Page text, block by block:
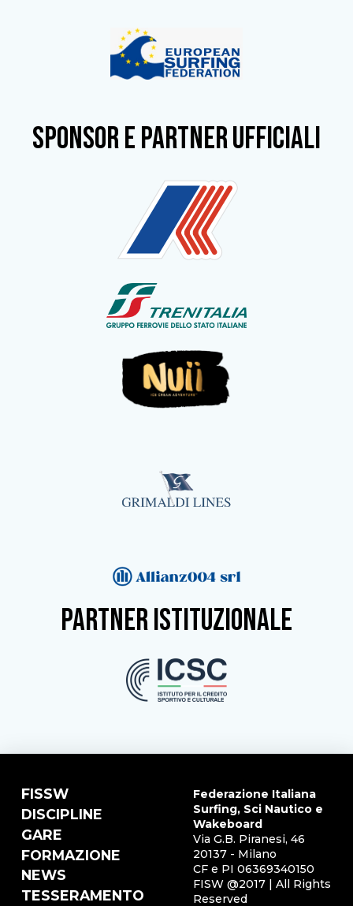
SPONSOR e partner ufficiali
partner istituzionale
FISSW
DISCIPLINE
GARE
FORMAZIONE
NEWS
TESSERAMENTO
Federazione Italiana
Surfing, Sci Nautico e
Wakeboard
Via G.B. Piranesi, 46
20137 - Milano
CF e PI 06369340150
FISW @2017 | All Rights
Reserved